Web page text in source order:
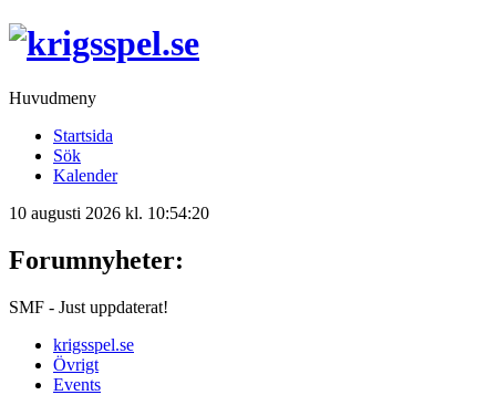
Huvudmeny
Startsida
Sök
Kalender
10 augusti 2026 kl. 10:54:20
Forumnyheter:
SMF - Just uppdaterat!
krigsspel.se
Övrigt
Events